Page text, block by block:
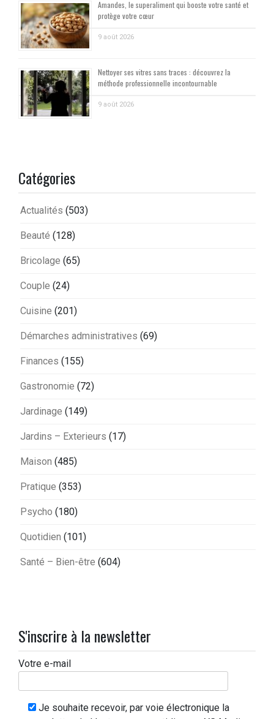
Amandes, le superaliment qui booste votre santé et
protège votre cœur
9 août 2026
Nettoyer ses vitres sans traces : découvrez la
méthode professionnelle incontournable
9 août 2026
Catégories
Actualités (503)
Beauté (128)
Bricolage (65)
Couple (24)
Cuisine (201)
Démarches administratives (69)
Finances (155)
Gastronomie (72)
Jardinage (149)
Jardins – Exterieurs (17)
Maison (485)
Pratique (353)
Psycho (180)
Quotidien (101)
Santé – Bien-être (604)
S'inscrire à la newsletter
Votre e-mail
Je souhaite recevoir, par voie électronique la